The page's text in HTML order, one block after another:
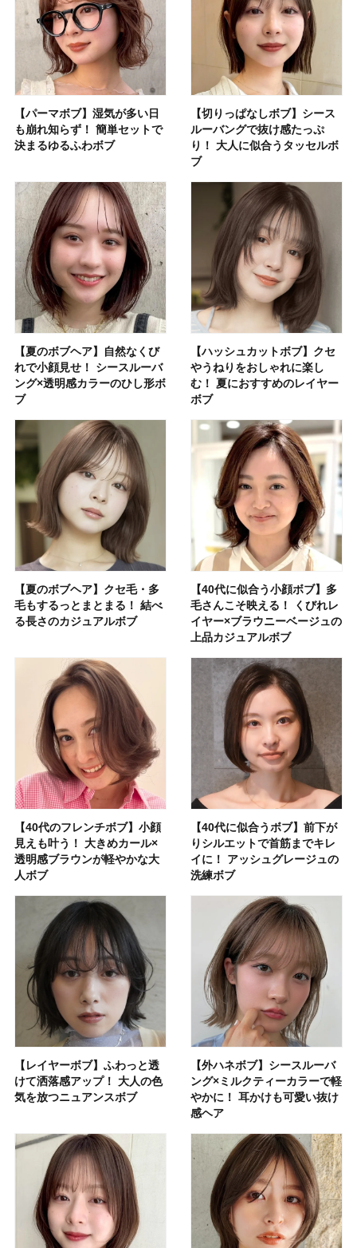
【パーマボブ】湿気が多い日
も崩れ知らず！ 簡単セットで
決まるゆるふわボブ
【切りっぱなしボブ】シース
ルーバングで抜け感たっぷ
り！ 大人に似合うタッセルボ
ブ
【夏のボブヘア】自然なくび
れで小顔見せ！ シースルーバ
ング×透明感カラーのひし形ボ
ブ
【ハッシュカットボブ】クセ
やうねりをおしゃれに楽し
む！ 夏におすすめのレイヤー
ボブ
【夏のボブヘア】クセ毛・多
毛もするっとまとまる！ 結べ
る長さのカジュアルボブ
【40代に似合う小顔ボブ】多
毛さんこそ映える！ くびれレ
イヤー×ブラウニーベージュの
上品カジュアルボブ
【40代のフレンチボブ】小顔
見えも叶う！ 大きめカール×
透明感ブラウンが軽やかな大
人ボブ
【40代に似合うボブ】前下が
りシルエットで首筋までキレ
イに！ アッシュグレージュの
洗練ボブ
【レイヤーボブ】ふわっと透
けて洒落感アップ！ 大人の色
気を放つニュアンスボブ
【外ハネボブ】シースルーバ
ング×ミルクティーカラーで軽
やかに！ 耳かけも可愛い抜け
感ヘア